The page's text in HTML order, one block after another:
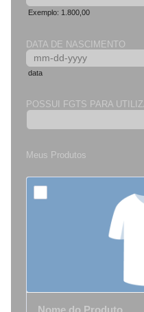
Exemplo: 1.800,00
DATA DE NASCIMENTO
data
POSSUI FGTS PARA
Meus Produtos
Nome do Produto